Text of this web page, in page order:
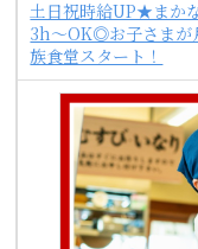
土日祝時給UP★まか
3h～OK◎お子さまが
族食堂スタート！